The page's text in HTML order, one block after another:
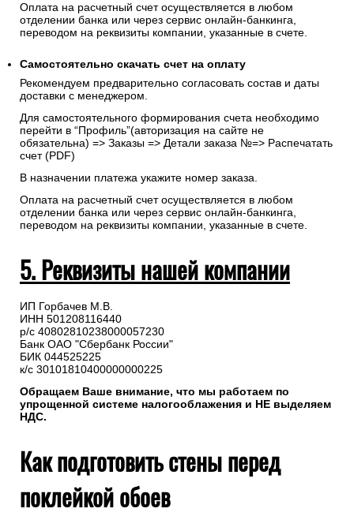
Оплата на расчетный счет осуществляется в любом
отделении банка или через сервис онлайн-банкинга,
переводом на реквизиты компании, указанные в счете.
Самостоятельно скачать счет на оплату
Рекомендуем предварительно согласовать состав и даты
доставки с менеджером.
Для самостоятельного формирования счета необходимо
перейти в “Профиль”(авторизация на сайте не
обязательна) => Заказы => Детали заказа №=> Распечатать
счет (PDF)
В назначении платежа укажите номер заказа.
Оплата на расчетный счет осуществляется в любом
отделении банка или через сервис онлайн-банкинга,
переводом на реквизиты компании, указанные в счете.
5. Реквизиты нашей компании
ИП Горбачев М.В.
ИНН 501208116440
р/с 40802810238000057230
Банк ОАО "Сбербанк России"
БИК 044525225
к/с 30101810400000000225
Обращаем Ваше внимание, что мы работаем по
упрощенной системе налогооблажения и НЕ выделяем
НДС.
Как подготовить стены перед
поклейкой обоев